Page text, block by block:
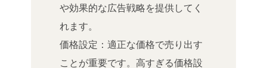
や効果的な広告戦略を提供してく
れます。
価格設定：適正な価格で売り出す
ことが重要です。高すぎる価格設